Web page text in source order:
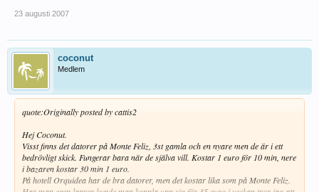
23 augusti 2007
coconut
Medlem
quote:Originally posted by cattis2
Hej Coconut.
Visst finns det datorer på Monte Feliz, 3st gamla och en nyare men de är i ett
bedrövligt skick. Fungerar bara när de själva vill. Kostar 1 euro för 10 min, nere
i bazaren kostar 30 min 1 euro.
På hotell Orquidea har de bra datorer, men det kostar lika som på Monte Feliz.